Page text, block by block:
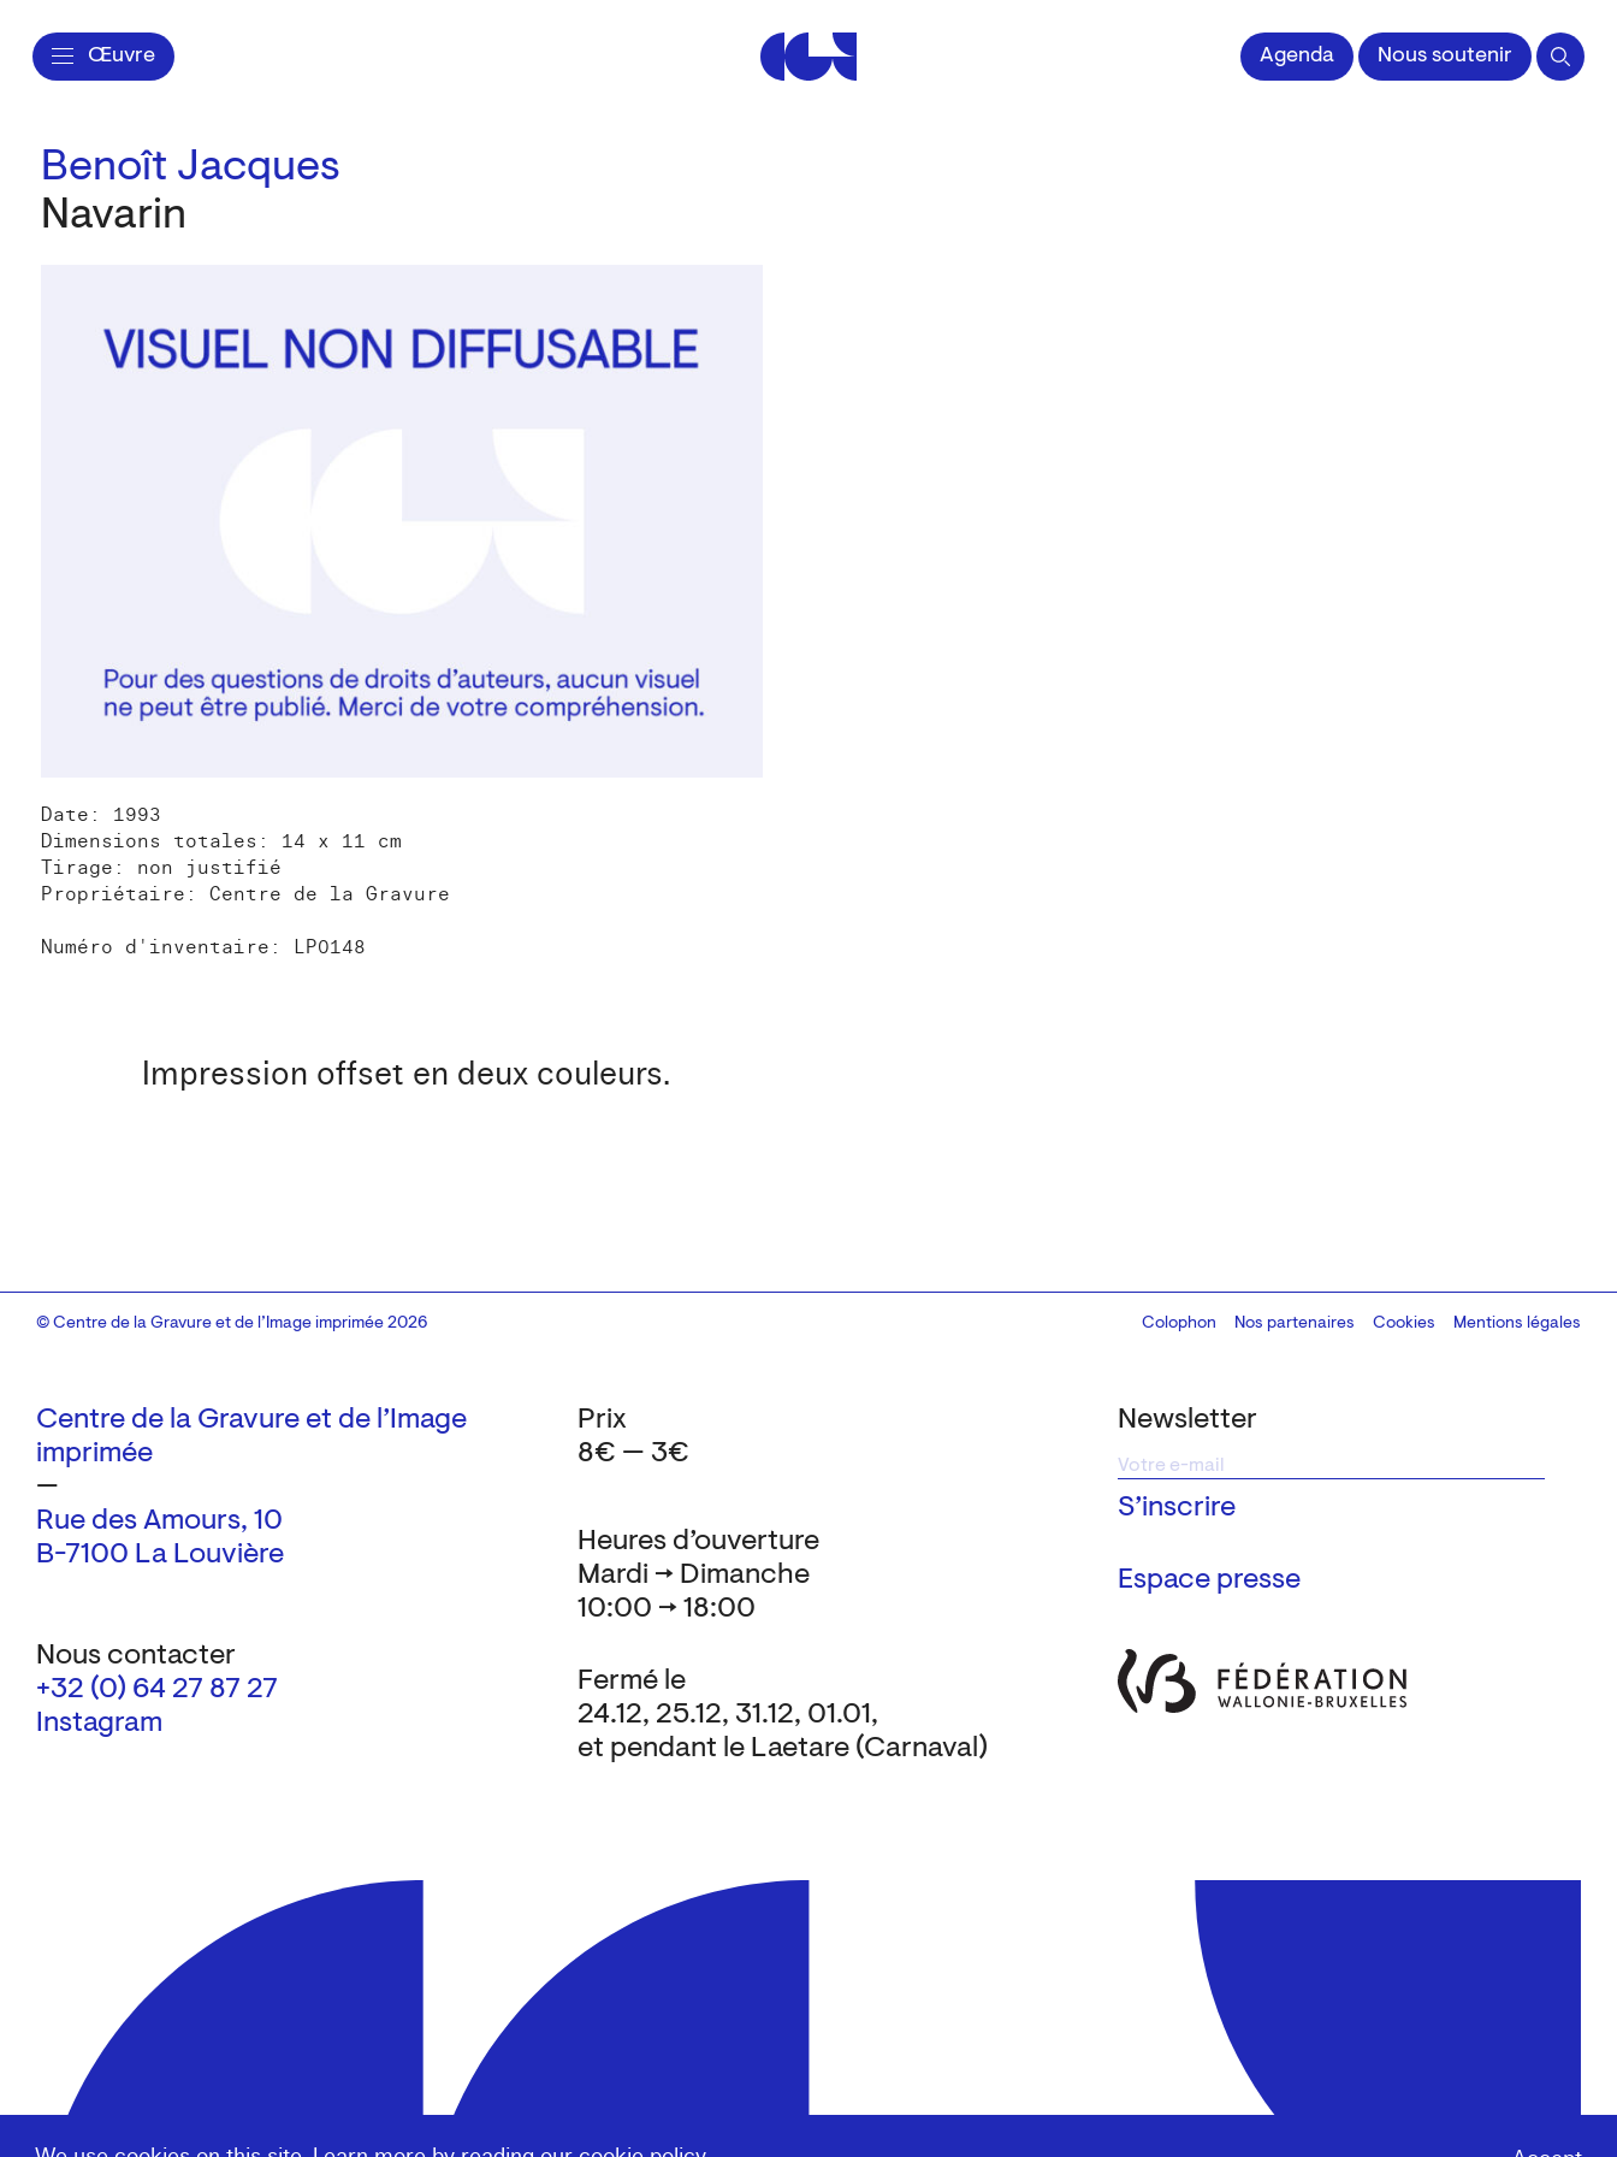
Œuvre Centre de la Gravure et de l'Image impriméeAgenda Nous soutenir
Benoît Jacques
Navarin
Date: 1993
Dimensions totales: 14 x 11 cm
Tirage: non justifié
Propriétaire: Centre de la Gravure
Numéro d'inventaire: LP0148
Impression offset en deux couleurs.
Centre de la Gravure et de l’Image
imprimée
—
Rue des Amours, 10
B-7100 La Louvière
Nous contacter
+32 (0) 64 27 87 27
Instagram
Newsletter
Espace presse
Heures d’ouverture
Mardi → Dimanche
10:00 → 18:00
Fermé le
24.12, 25.12, 31.12, 01.01,
et pendant le Laetare (Carnaval)
Prix
8€ — 3€
© Centre de la Gravure et de l’Image imprimée 2026 Colophon
Design:Marcel Kaczmarek, code:8080.studio
Nos partenaires Cookies Mentions légales